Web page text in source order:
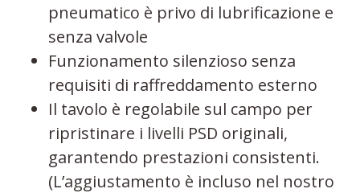
pneumatico è privo di lubrificazione e
senza valvole
Funzionamento silenzioso senza
requisiti di raffreddamento esterno
Il tavolo è regolabile sul campo per
ripristinare i livelli PSD originali,
garantendo prestazioni consistenti.
(L’aggiustamento è incluso nel nostro